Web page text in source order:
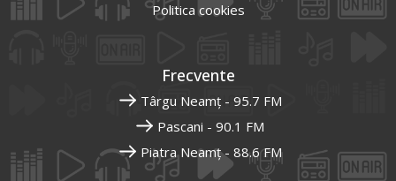
Politica cookies
Frecvente
Târgu Neamț - 95.7 FM
Pascani - 90.1 FM
Piatra Neamț - 88.6 FM